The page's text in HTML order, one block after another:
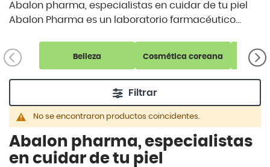
Abalon pharma, especialistas en cuidar de tu piel
Abalon Pharma es un laboratorio farmacéutico
Este laboratorio es especialista en tratamientos,
sobre todo, de los pies y de la delicada piel de
personas diabéticas.
Belleza Cosmética coreana
Filtrar
No se encontraron productos coincidentes.
Abalon pharma, especialistas
en cuidar de tu piel